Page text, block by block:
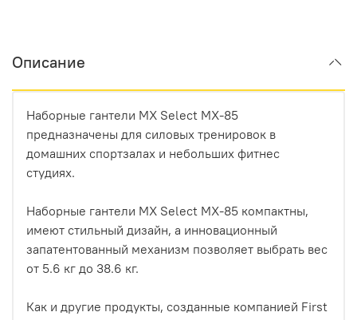
Описание
Наборные гантели MX Select MX-85
предназначены для силовых тренировок в
домашних спортзалах и небольших фитнес
студиях.
Наборные гантели MX Select MX-85 компактны,
имеют стильный дизайн, а инновационный
запатентованный механизм позволяет выбрать вес
от 5.6 кг до 38.6 кг.
Как и другие продукты, созданные компанией First